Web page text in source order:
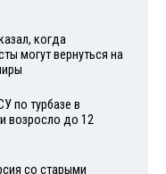
когда
могут вернуться на
по турбазе в
возросло до 12
со старыми